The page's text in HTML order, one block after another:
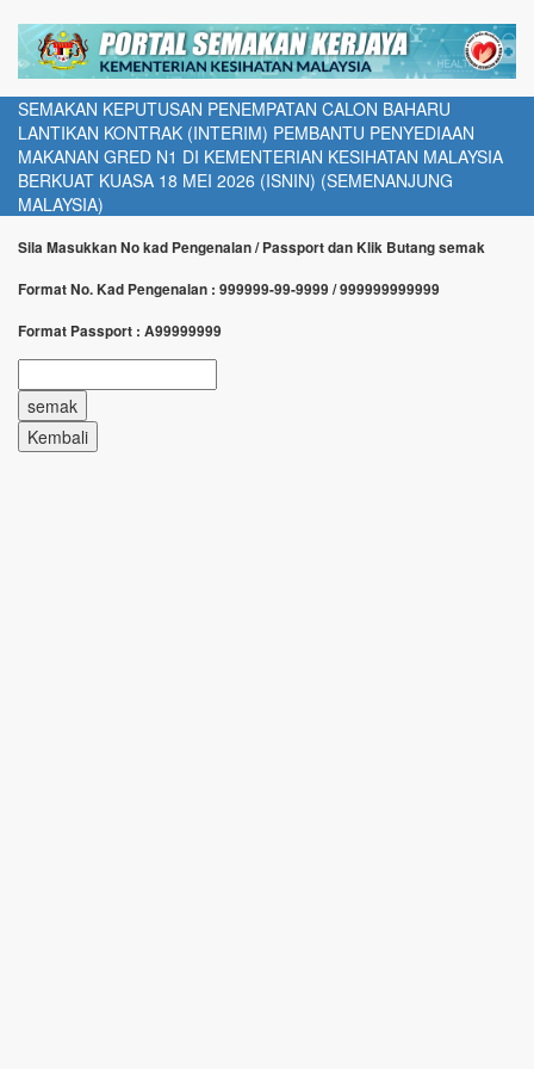
SEMAKAN KEPUTUSAN PENEMPATAN CALON BAHARU
LANTIKAN KONTRAK (INTERIM) PEMBANTU PENYEDIAAN
MAKANAN GRED N1 DI KEMENTERIAN KESIHATAN MALAYSIA
BERKUAT KUASA 18 MEI 2026 (ISNIN) (SEMENANJUNG
MALAYSIA)
Sila Masukkan No kad Pengenalan / Passport dan Klik Butang semak
Format No. Kad Pengenalan : 999999-99-9999 / 999999999999
Format Passport : A99999999